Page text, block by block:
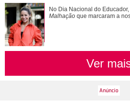
No Dia Nacional do
Malhação que marcaram a
Ver